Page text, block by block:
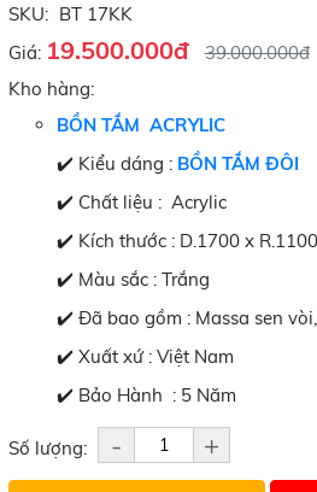
SKU: BT 17KK
Giá: 19.500.000đ
39.000.000đ
Kho hàng:
BỒN TẮM ACRYLIC
✔️ Kiểu dáng : BỒN TẮM ĐÔI
✔️ Chất liệu : Acrylic
✔️ Kích thước : D.1700 x
✔️ Màu sắc : Trắng
✔️ Đã bao gồm : Massa sen
✔️ Xuất xứ : Việt Nam
✔️ Bảo Hành : 5 Năm
Số lượng: - +